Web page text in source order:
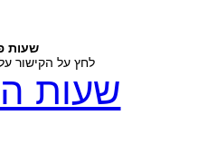
שעות
לחץ על הקישור
שעות